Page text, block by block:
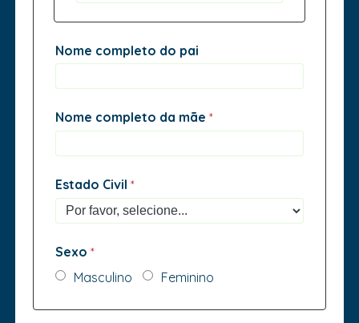
Nome completo do pai
Nome completo da mãe
Estado Civil
Sexo
Masculino
Feminino